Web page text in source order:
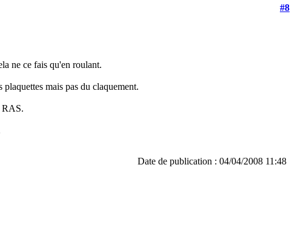
#8
ne ce fais qu'en roulant.
mais pas du claquement.
RAS.
Date de publication : 04/04/2008 11:48